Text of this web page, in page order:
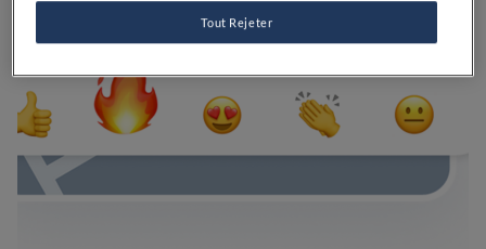
Tout Rejeter